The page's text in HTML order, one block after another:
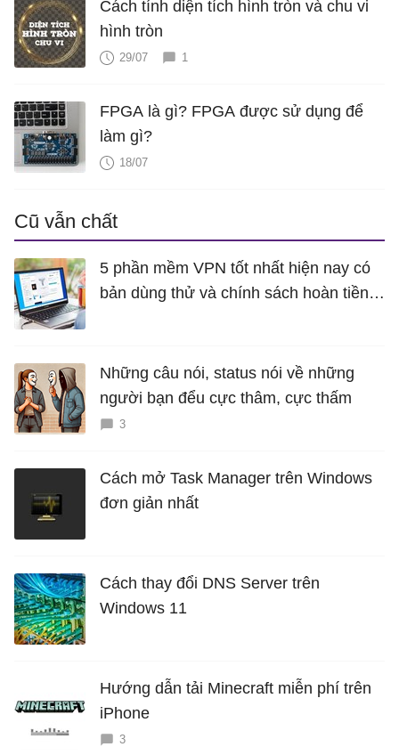
Cách tính diện tích hình tròn và chu vi
hình tròn
29/07 1
FPGA là gì? FPGA được sử dụng để
làm gì?
18/07
Cũ vẫn chất
5 phần mềm VPN tốt nhất hiện nay có
bản dùng thử và chính sách hoàn tiền
Những câu nói, status nói về những
người bạn đểu cực thâm, cực thấm
3
Cách mở Task Manager trên Windows
đơn giản nhất
Cách thay đổi DNS Server trên
Windows 11
Hướng dẫn tải Minecraft miễn phí trên
iPhone
3